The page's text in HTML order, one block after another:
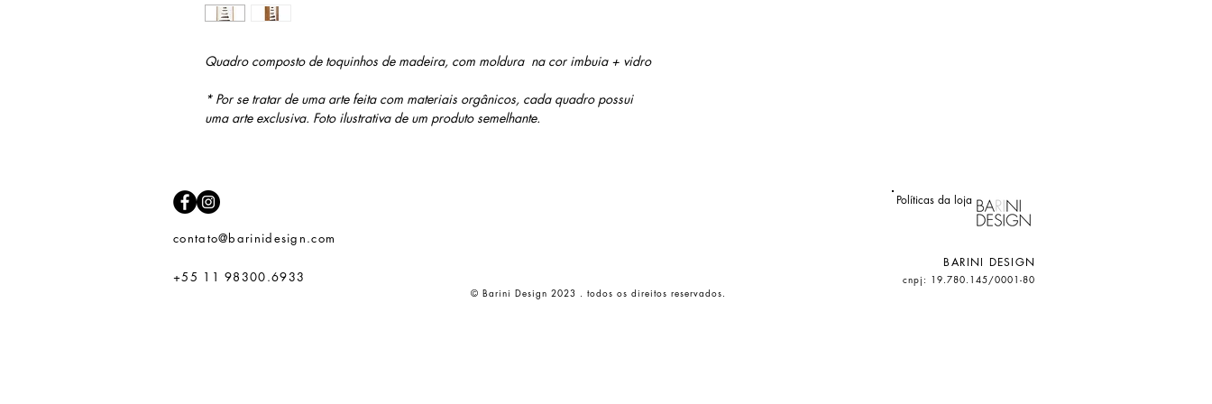
Quadro composto de toquinhos de madeira, com moldura na cor imbuia + vidro
* Por se tratar de uma arte feita com materiais orgânicos, cada quadro possui
uma arte exclusiva. Foto ilustrativa de um produto semelhante.
contato@barinidesign.com
+55 11 98300.6933
Políticas da loja
BARINI DESIGN
cnpj: 19.780.145/0001-80
© Barini Design 2023 . todos os direitos reservados.